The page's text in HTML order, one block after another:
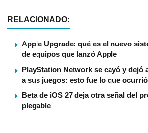
RELACIONADO:
Apple Upgrade: qué es el nuevo
de equipos que lanzó Apple
PlayStation Network se cayó y dejó
a sus juegos: esto fue lo que ocurrió
Beta de iOS 27 deja otra señal del
plegable